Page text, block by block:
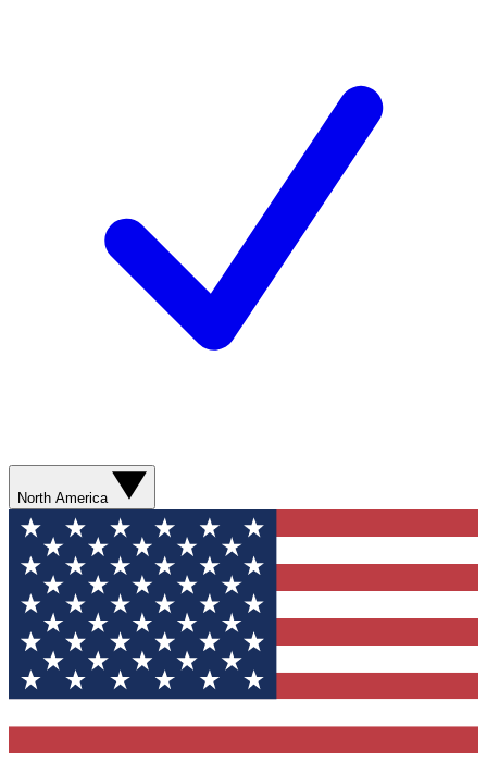
North America